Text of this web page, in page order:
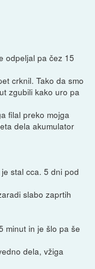
odpeljal pa čez 15
crknil. Tako da smo
zgubili kako uro pa
filal preko mojga
dela akumulator
stal cca. 5 dni pod
slabo zaprtih
minut in je šlo pa še
dela, vžiga